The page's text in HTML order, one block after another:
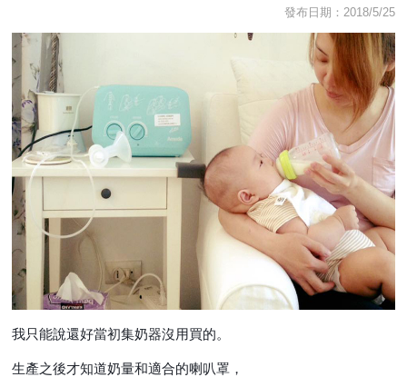
發布日期：2018/5/25
我只能說還好當初集奶器沒用買的。
生產之後才知道奶量和適合的喇叭罩，